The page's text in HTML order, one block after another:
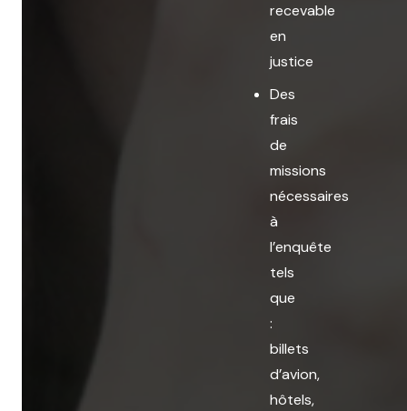
recevable
en
justice
Des
frais
de
missions
nécessaires
à
l’enquête
tels
que
:
billets
d’avion,
hôtels,